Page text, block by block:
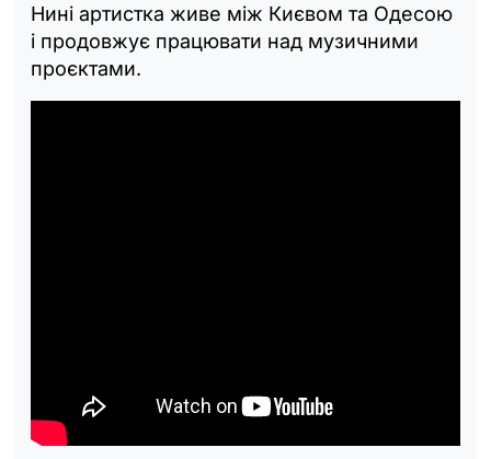
Нині артистка живе між Києвом та Одесою
і продовжує працювати над музичними
проєктами.